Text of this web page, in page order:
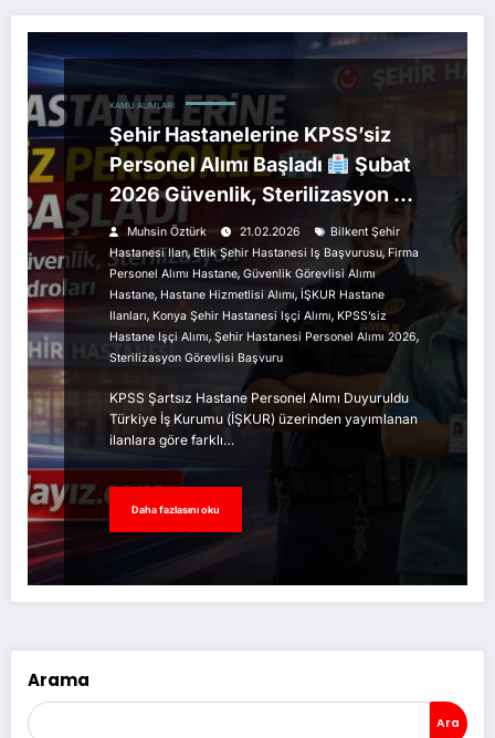
KAMU ALIMLARI
Şehir Hastanelerine KPSS’siz
Personel Alımı Başladı
Şubat
2026 Güvenlik, Sterilizasyon ve
Hizmetli Kadroları
Muhsin Öztürk 21.02.2026
Bilkent Şehir
Hastanesi Ilan,Etlik Şehir Hastanesi Iş Başvurusu, Firma
Personel Alımı Hastane, Güvenlik Görevlisi Alımı
Hastane, Hastane Hizmetlisi Alımı, İŞKUR Hastane
Ilanları, Konya Şehir Hastanesi Işçi Alımı, KPSS’siz
Hastane Işçi Alımı, Şehir Hastanesi Personel Alımı 2026,
Sterilizasyon Görevlisi Başvuru
KPSS Şartsız Hastane Personel Alımı Duyuruldu
Türkiye İş Kurumu (İŞKUR) üzerinden yayımlanan
ilanlara göre farklı…
Daha fazlasını oku
Arama
Ara